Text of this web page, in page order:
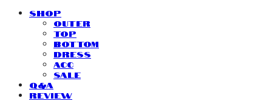
SHOP
Outer
Top
Bottom
Dress
Acc
Sale
Q&A
Review